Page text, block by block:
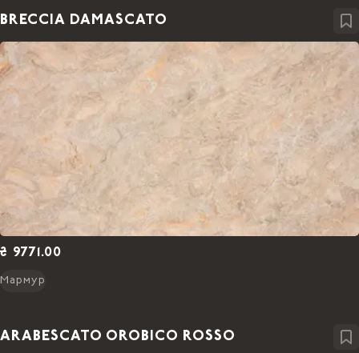
BRECCIA DAMASCATO
₴ 9771.00
Мармур
ARABESCATO OROBICO ROSSO